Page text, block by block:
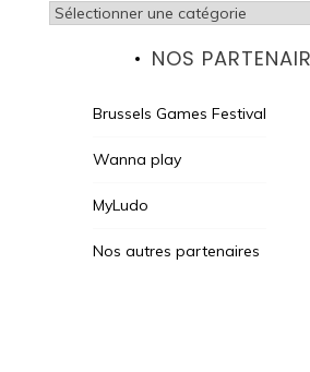
Catégories
NOS
Brussels Games Festival
Wanna play
MyLudo
Nos autres partenaires